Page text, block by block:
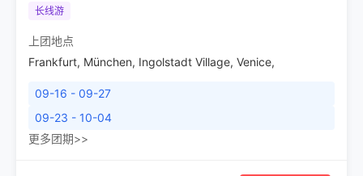
长线游
上团地点
Frankfurt, München, Ingolstadt Village, Venice,
09-16 - 09-27
09-23 - 10-04
更多团期>>